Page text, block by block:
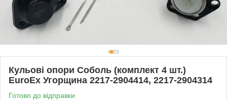
Кульові опори Соболь (комплект 4 шт.)
EuroEx Угорщина 2217-2904414, 2217-2904314
Готово до відправки